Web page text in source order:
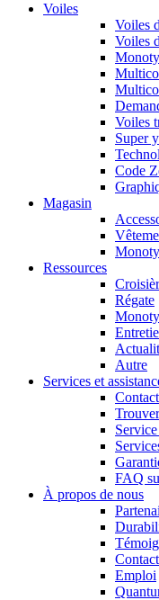
Voiles
Voiles
Voiles
Voiles
Super
Code
Magasin
Ressources
Régate
Autre
Services et
FAQ
À propos de nous
Emploi